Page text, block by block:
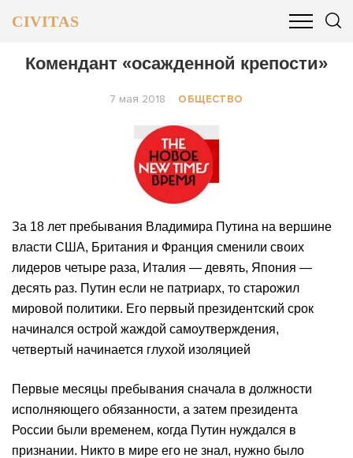
CIVITAS
ОБЩЕСТВО БИЗНЕС И ФИНАНСЫ
Комендант «осажденной крепости»
7 мая 2018 ОБЩЕСТВО
За 18 лет пребывания Владимира Путина на вершине
власти США, Британия и Франция сменили своих
лидеров четыре раза, Италия — девять, Япония —
десять раз. Путин если не патриарх, то старожил
мировой политики. Его первый президентский срок
начинался острой жаждой самоутверждения,
четвертый начинается глухой изоляцией
Первые месяцы пребывания сначала в должности
исполняющего обязанности, а затем президента
России были временем, когда Путин нуждался в
признании. Никто в мире его не знал, нужно было